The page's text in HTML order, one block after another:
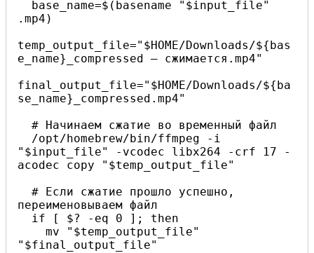
.mp4)
temp_output_file="$HOME/Downloads/${bas
e_name}_compressed — сжимается.mp4"
final_output_file="$HOME/Downloads/${ba
se_name}_compressed.mp4"
"$input_file" -vcodec libx264 -crf 17 -
acodec copy "$temp_output_file"
переименовываем файл
"$final_output_file"